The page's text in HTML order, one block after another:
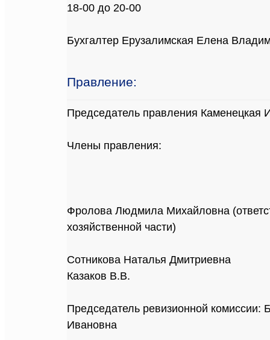
18-00 до 20-00
Бухгалтер Ерузалимская Елена
Правление:
Председатель правления Каменецкая
Члены правления:
Фролова Людмила Михайловна
хозяйственной части)
Сотникова Наталья Дмитриевна
Казаков В.В.
Председатель ревизионной комиссии:
Ивановна